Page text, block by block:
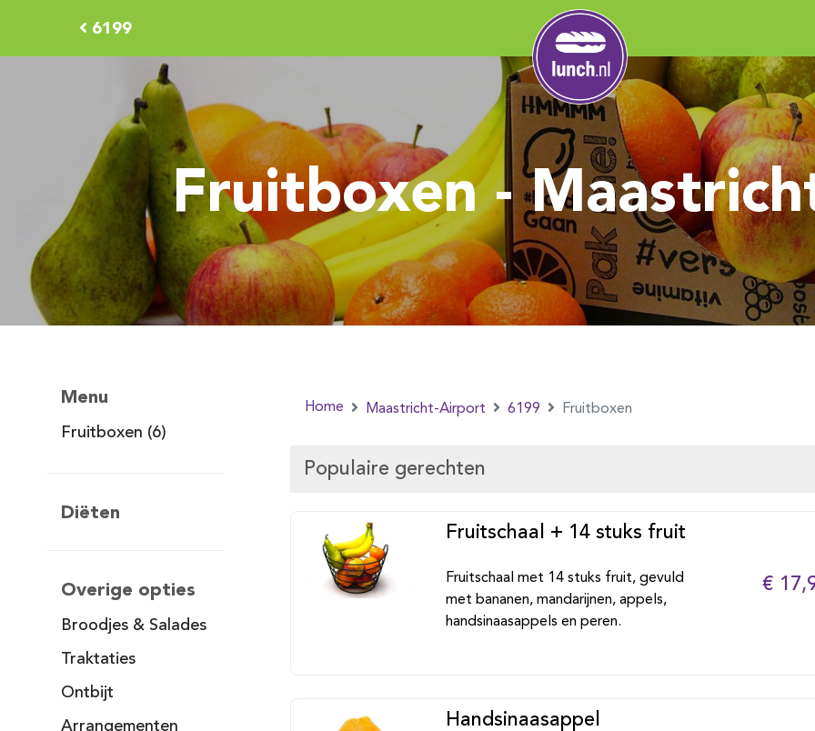
6199
Fruitboxen -
Menu
Fruitboxen (6)
Diëten
Overige opties
Broodjes & Salades
Traktaties
Ontbijt
Arrangementen
Home Maastricht-Airport 6199 Fruitboxen
Populaire gerechten
Fruitschaal + 14 stuks fruit
Fruitschaal met 14 stuks fruit, gevuld
met bananen, mandarijnen, appels,
handsinaasappels en peren.
€
Handsinaasappel